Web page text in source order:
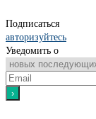
Подписаться
авторизуйтесь
Уведомить о